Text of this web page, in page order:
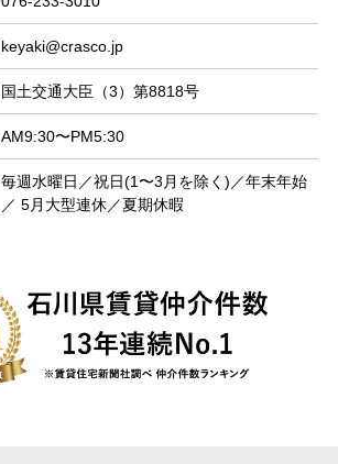
keyaki@crasco.jp
国土交通大臣（3）第8818号
AM9:30〜PM5:30
毎週水曜日／祝日(1〜3月を除く)／年末年始
／ 5月大型連休／夏期休暇